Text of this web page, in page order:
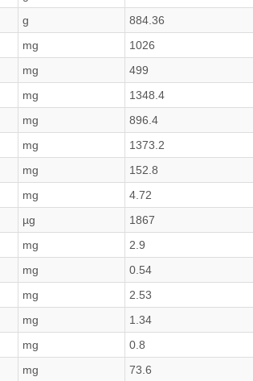
g 884.36
mg 1026
mg 499
mg 1348.4
mg 896.4
mg 1373.2
mg 152.8
mg 4.72
µg 1867
mg 2.9
mg 0.54
mg 2.53
mg 1.34
mg 0.8
mg 73.6